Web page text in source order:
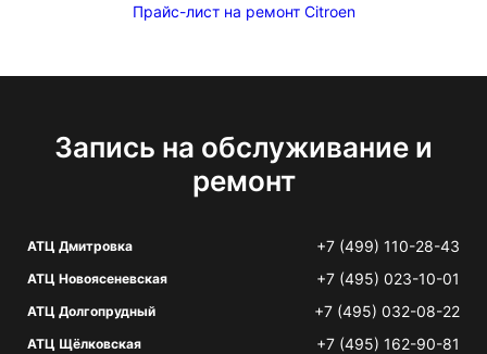
Прайс-лист на ремонт Citroen
Запись на обслуживание и
ремонт
АТЦ Дмитровка +7 (499) 110-28-43
АТЦ Новоясеневская +7 (495) 023-10-01
АТЦ Долгопрудный +7 (495) 032-08-22
АТЦ Щёлковская +7 (495) 162-90-81